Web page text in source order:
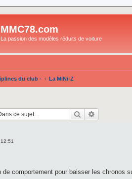
MMC78.com
La passion des modèles réduits de voiture
du club - La MiNi-Z
Rechercher
de comportement pour baisser les chronos